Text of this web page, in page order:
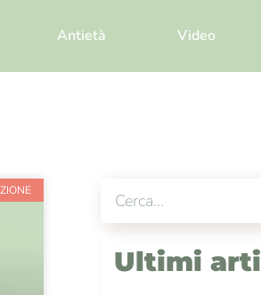
Antietà Video
Ultimi